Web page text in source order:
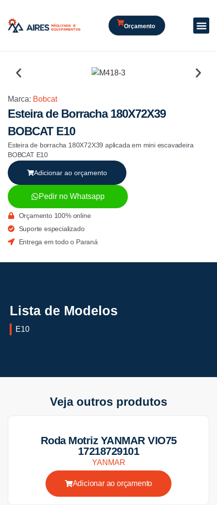
Orçamento
Marca: Bobcat
Esteira de Borracha 180X72X39
BOBCAT E10
Esteira de borracha 180X72X39 aplicada em mini escavadeira
BOBCAT E10
Adicionar ao orçamento
Pedir no Whatsapp
Orçamento 100% online
Suporte especializado
Entrega em todo o Paraná
Lista de Modelos
E10
Veja outros produtos
Roda Motriz YANMAR VIO75
17218729101
YANMAR
Adicionar ao orçamento